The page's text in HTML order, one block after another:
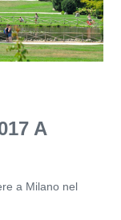
A
a Milano nel